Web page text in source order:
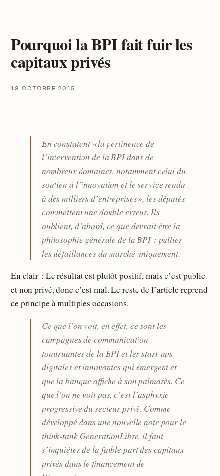
Pourquoi la BPI fait fuir les
capitaux privés
18 OCTOBRE 2015
En constatant « la pertinence de
l’intervention de la BPI dans de
nombreux domaines, notamment celui du
soutien à l’innovation et le service rendu
à des milliers d’entreprises », les députés
commettent une double erreur. Ils
oublient, d’abord, ce que devrait être la
philosophie générale de la BPI : pallier
les défaillances du marché uniquement.
En clair : Le résultat est plutôt positif, mais c’est public
et non privé, donc c’est mal. Le reste de l’article reprend
ce principe à multiples occasions.
Ce que l’on voit, en effet, ce sont les
campagnes de communication
tonitruantes de la BPI et les start-ups
digitales et innovantes qui émergent et
que la banque affiche à son palmarès. Ce
que l’on ne voit pas, c’est l’asphyxie
progressive du secteur privé. Comme
développé dans une nouvelle note pour le
think-tank GenerationLibre, il faut
s’inquiéter de la faible part des capitaux
privés dans le financement de